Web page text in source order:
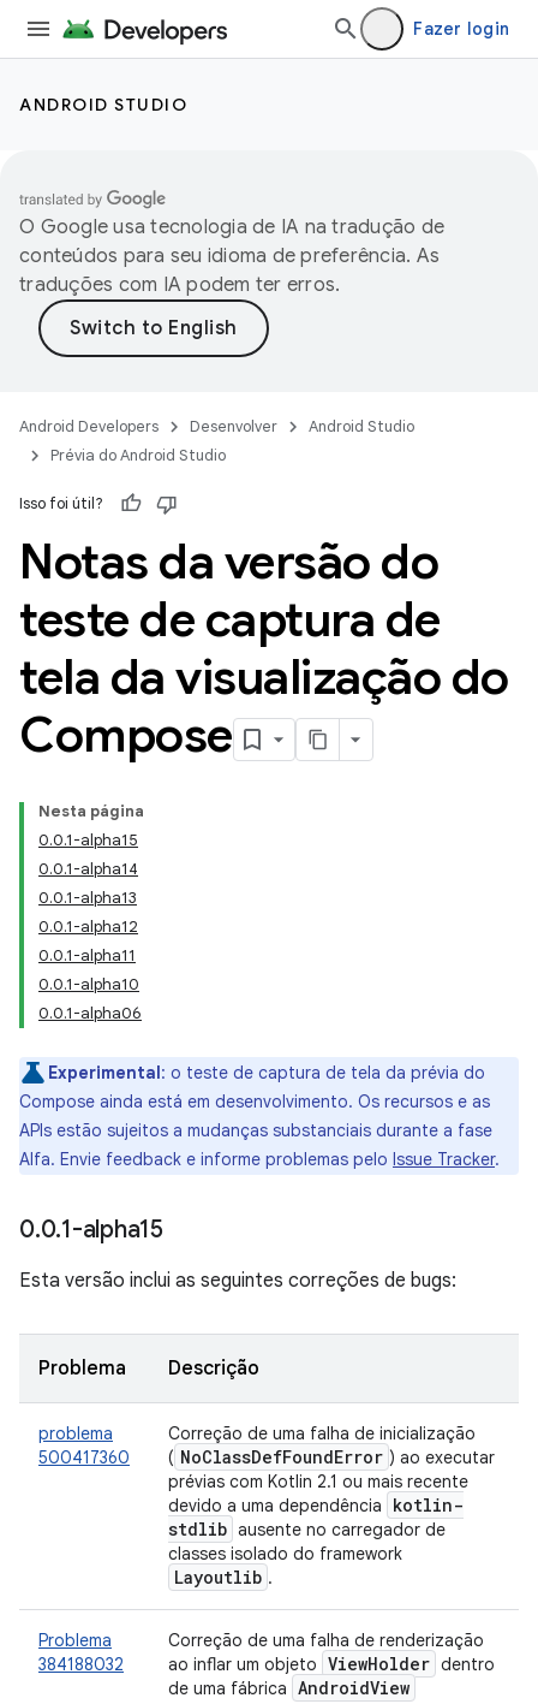
Fazer login
ANDROID STUDIO
O Google usa tecnologia de IA na tradução de
conteúdos para seu idioma de preferência. As
traduções com IA podem ter erros.
Android Developers Desenvolver
Android Studio
Prévia do Android Studio
Isso foi útil?
Notas da versão do
teste de captura de
tela da visualização do
Compose
Nesta página
0.0.1-alpha15
0.0.1-alpha14
0.0.1-alpha13
0.0.1-alpha12
0.0.1-alpha11
0.0.1-alpha10
0.0.1-alpha06
Experimental: o teste de captura de tela da prévia do
Compose ainda está em desenvolvimento. Os recursos e as
APIs estão sujeitos a mudanças substanciais durante a fase
Alfa. Envie feedback e informe problemas pelo Issue Tracker.
0.0.1-alpha15
Esta versão inclui as seguintes correções de bugs:
Problema Descrição
problema
500417360
Correção de uma falha de inicialização
( NoClassDefFoundError ) ao executar
prévias com Kotlin 2.1 ou mais recente
devido a uma dependência
kotlin-
stdlib ausente no carregador de
classes isolado do framework
Layoutlib .
Problema
384188032
Correção de uma falha de renderização
ao inflar um objeto ViewHolder dentro
de uma fábrica AndroidView